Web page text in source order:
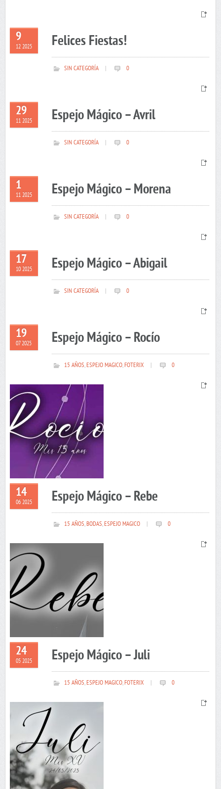
9
12 2025 Felices Fiestas!
SIN CATEGORÍA 0
29
11 2025 Espejo Mágico – Avril
SIN CATEGORÍA 0
1
11 2025 Espejo Mágico – Morena
SIN CATEGORÍA 0
17
10 2025 Espejo Mágico – Abigail
SIN CATEGORÍA 0
19
07 2025 Espejo Mágico – Rocío
15 AÑOS,ESPEJO MAGICO,FOTERIX 0
14
06 2025 Espejo Mágico – Rebe
15 AÑOS,BODAS,ESPEJO MAGICO 0
24
05 2025 Espejo Mágico – Juli
15 AÑOS,ESPEJO MAGICO,FOTERIX 0